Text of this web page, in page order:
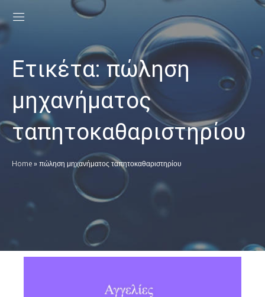
Ετικέτα:πώληση
μηχανήματος
ταπητοκαθαριστηρίου
Home » πώληση μηχανήματος ταπητοκαθαριστηρίου